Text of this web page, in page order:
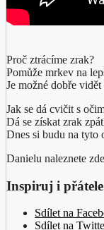
Proč ztrácíme zrak?
Pomůže mrkev na
Je možné dobře
Jak se dá cvičit s
Dá se získat zrak
Dnes si budu na tyto
Danielu naleznete
Inspiruj i
Sdílet na
Sdílet na